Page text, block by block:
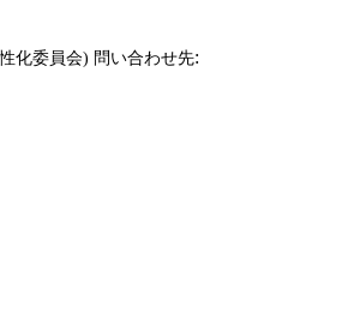
化委員会) 問い合わせ先: